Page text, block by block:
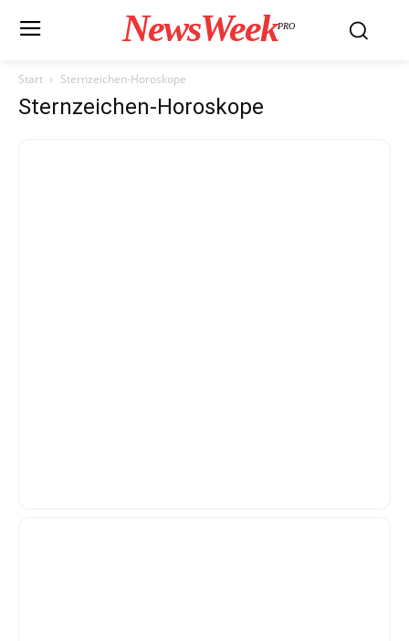
NewsWeekPRO
Start Sternzeichen-Horoskope
Sternzeichen-Horoskope